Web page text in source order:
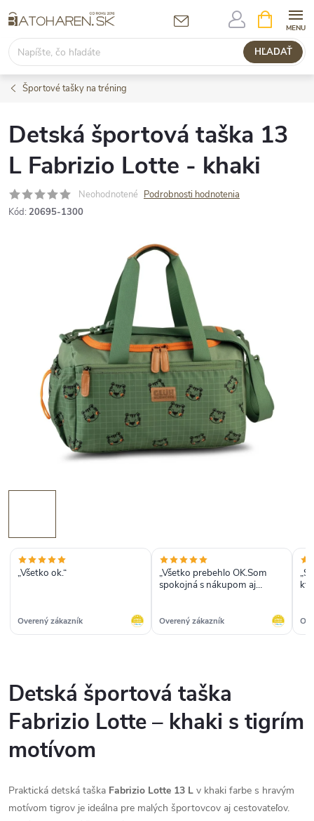
na
obsah
HĽADAŤ
KOŠÍK
Športové tašky na tréning
Detská športová taška 13
L Fabrizio Lotte - khaki
Neohodnotené Podrobnosti hodnotenia
Kód: 20695-1300
„Všetko ok.“
Overený zákazník
„Všetko prebehlo OK.Som
spokojná s nákupom aj
Overený zákazník
Detská športová taška
Fabrizio Lotte – khaki s tigrím
motívom
Praktická detská taška Fabrizio Lotte 13 L v khaki farbe s hravým
motívom tigrov je ideálna pre malých športovcov aj cestovateľov.